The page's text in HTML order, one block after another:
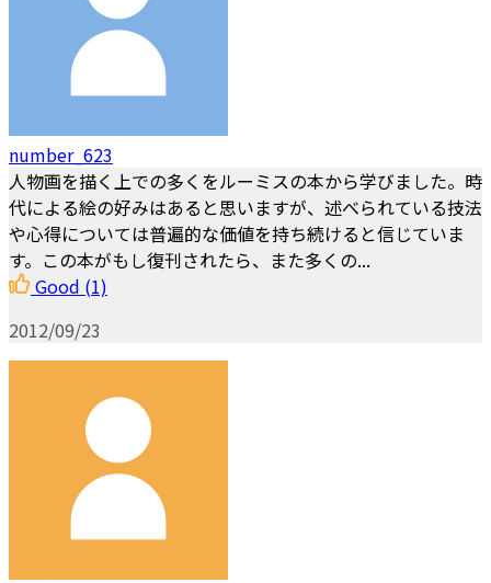
number_623
人物画を描く上での多くをルーミスの本から学びました。時
代による絵の好みはあると思いますが、述べられている技法
や心得については普遍的な価値を持ち続けると信じていま
す。この本がもし復刊されたら、また多くの...
Good (1)
2012/09/23